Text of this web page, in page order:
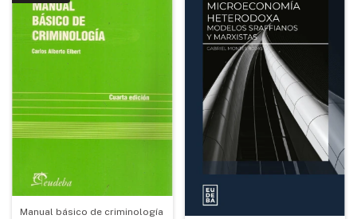
Manual básico de criminología